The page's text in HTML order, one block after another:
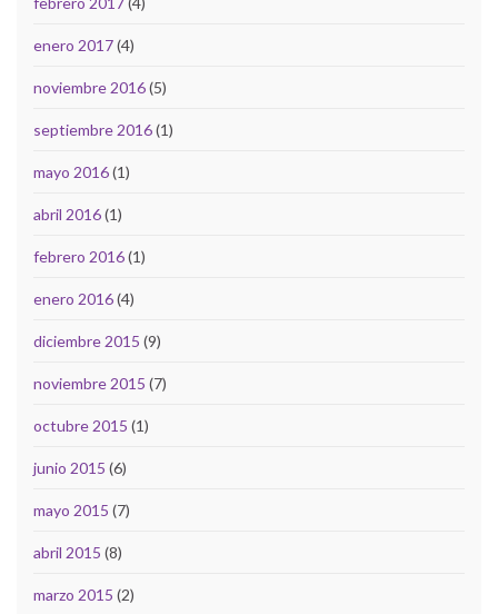
enero 2017(4)
noviembre 2016(5)
septiembre 2016(1)
mayo 2016(1)
abril 2016(1)
febrero 2016(1)
enero 2016(4)
diciembre 2015 (9)
noviembre 2015 (7)
octubre 2015 (1)
junio 2015 (6)
mayo 2015 (7)
abril 2015 (8)
marzo 2015 (2)